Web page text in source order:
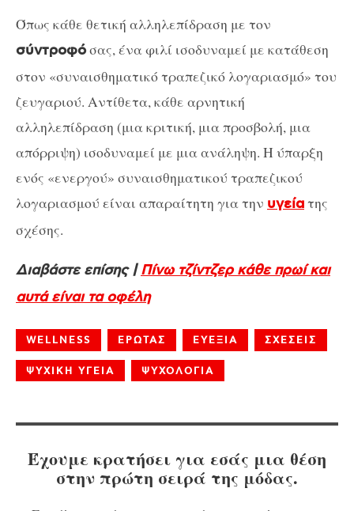
Όπως κάθε θετική αλληλεπίδραση με τον
σύντροφόσας, ένα φιλί ισοδυναμεί με κατάθεση
στον «συναισθηματικό τραπεζικό λογαριασμό» του
ζευγαριού. Αντίθετα, κάθε αρνητική
αλληλεπίδραση (μια κριτική, μια προσβολή, μια
απόρριψη) ισοδυναμεί με μια ανάληψη. Η ύπαρξη
ενός «ενεργού» συναισθηματικού τραπεζικού
λογαριασμού είναι απαραίτητη για την υγείατης
σχέσης.
Διαβάστε επίσης |Πίνω τζίντζερ κάθε πρωί και
αυτά είναι τα οφέλη
WELLNESS ΕΡΩΤΑΣ ΕΥΕΞΙΑ ΣΧΕΣΕΙΣ
ΨΥΧΙΚΗ ΥΓΕΙΑ ΨΥΧΟΛΟΓΙΑ
Έχουμε κρατήσει για εσάς μια θέση
στην πρώτη σειρά της μόδας.